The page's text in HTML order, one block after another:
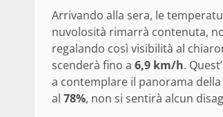
Arrivando alla sera, le
nuvolosità rimarrà contenuta,
regalando così visibilità al
scenderà fino a 6,9 km/h.
a contemplare il panorama
al 78%, non si sentirà alcun